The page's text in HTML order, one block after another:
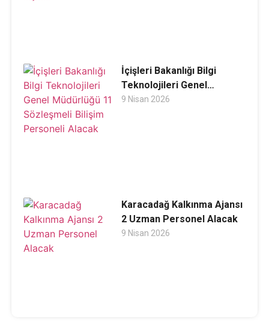
İçişleri Bakanlığı Bilgi
Teknolojileri Genel
Müdürlüğü 11 Sözleşmeli
9 Nisan 2026
Karacadağ Kalkınma Ajansı
2 Uzman Personel Alacak
9 Nisan 2026